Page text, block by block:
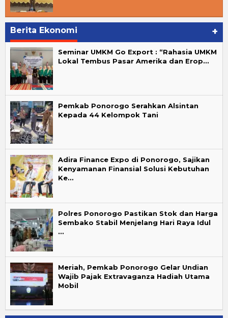
Berita Ekonomi +
Seminar UMKM Go Export : “Rahasia UMKM
Lokal Tembus Pasar Amerika dan Erop…
Pemkab Ponorogo Serahkan Alsintan
Kepada 44 Kelompok Tani
Adira Finance Expo di Ponorogo, Sajikan
Kenyamanan Finansial Solusi Kebutuhan
Ke…
Polres Ponorogo Pastikan Stok dan Harga
Sembako Stabil Menjelang Hari Raya Idul
…
Meriah, Pemkab Ponorogo Gelar Undian
Wajib Pajak Extravaganza Hadiah Utama
Mobil